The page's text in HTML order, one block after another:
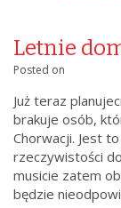
Letnie
Posted on
Już teraz
brakuje osób,
Chorwacji. Jest
rzeczywistości
musicie zatem
będzie